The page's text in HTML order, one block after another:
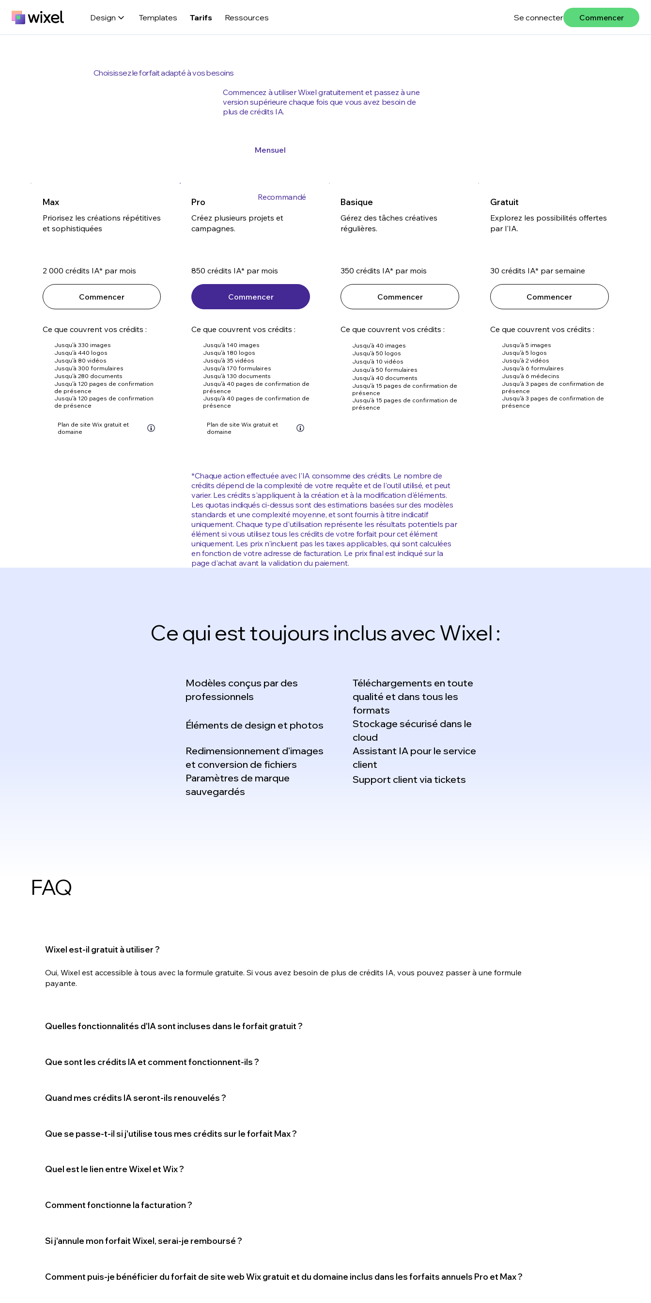
Design Templates Tarifs Ressources Se connecter Commencer
Choisissez le forfait adapté à vos besoins
Commencez à utiliser Wixel gratuitement et passez à une
version supérieure chaque fois que vous avez besoin de
plus de crédits IA.
Mensuel
Max
Priorisez les créations répétitives
et sophistiquées
2 000 crédits IA* par mois
Commencer
Ce que couvrent vos crédits :
Jusqu'à 330 images
Jusqu'à 440 logos
Jusqu'à 80 vidéos
Jusqu'à 300 formulaires
Jusqu'à 280 documents
Jusqu'à 120 pages de confirmation
de présence
Jusqu'à 120 pages de confirmation
de présence
Plan de site Wix gratuit et
domaine
Recommandé
Pro
Créez plusieurs projets et
campagnes.
850 crédits IA* par mois
Commencer
Ce que couvrent vos crédits :
Jusqu'à 140 images
Jusqu'à 180 logos
Jusqu'à 35 vidéos
Jusqu'à 170 formulaires
Jusqu'à 130 documents
Jusqu'à 40 pages de confirmation de
présence
Jusqu'à 40 pages de confirmation de
présence
Plan de site Wix gratuit et
domaine
Basique
Gérez des tâches créatives
régulières.
350 crédits IA* par mois
Commencer
Ce que couvrent vos crédits :
Jusqu'à 40 images
Jusqu'à 50 logos
Jusqu'à 10 vidéos
Jusqu'à 50 formulaires
Jusqu'à 40 documents
Jusqu'à 15 pages de confirmation de
présence
Jusqu'à 15 pages de confirmation de
présence
Gratuit
Explorez les possibilités offertes
par l'IA.
30 crédits IA* par semaine
Commencer
Ce que couvrent vos crédits :
Jusqu'à 5 images
Jusqu'à 5 logos
Jusqu'à 2 vidéos
Jusqu'à 6 formulaires
Jusqu'à 6 médecins
Jusqu'à 3 pages de confirmation de
présence
Jusqu'à 3 pages de confirmation de
présence
*Chaque action effectuée avec l'IA consomme des crédits. Le nombre de
crédits dépend de la complexité de votre requête et de l'outil utilisé, et peut
varier. Les crédits s'appliquent à la création et à la modification d'éléments.
Les quotas indiqués ci-dessus sont des estimations basées sur des modèles
standards et une complexité moyenne, et sont fournis à titre indicatif
uniquement. Chaque type d'utilisation représente les résultats potentiels par
élément si vous utilisez tous les crédits de votre forfait pour cet élément
uniquement. Les prix n'incluent pas les taxes applicables, qui sont calculées
en fonction de votre adresse de facturation. Le prix final est indiqué sur la
page d'achat avant la validation du paiement.
Ce qui est toujours inclus avec Wixel :
Modèles conçus par des
professionnels
Téléchargements en toute
qualité et dans tous les
formats
Éléments de design et photos
Stockage sécurisé dans le
cloud
Redimensionnement d'images
et conversion de fichiers
Assistant IA pour le service
client
Paramètres de marque
sauvegardés
Support client via tickets
FAQ
Wixel est-il gratuit à utiliser ?
Oui, Wixel est accessible à tous avec la formule gratuite. Si vous avez besoin de plus de crédits IA, vous pouvez passer à une formule
payante.
Quelles fonctionnalités d'IA sont incluses dans le forfait gratuit ?
Que sont les crédits IA et comment fonctionnent-ils ?
Quand mes crédits IA seront-ils renouvelés ?
Que se passe-t-il si j'utilise tous mes crédits sur le forfait Max ?
Quel est le lien entre Wixel et Wix ?
Comment fonctionne la facturation ?
Si j'annule mon forfait Wixel, serai-je remboursé ?
Comment puis-je bénéficier du forfait de site web Wix gratuit et du domaine inclus dans les forfaits annuels Pro et Max ?